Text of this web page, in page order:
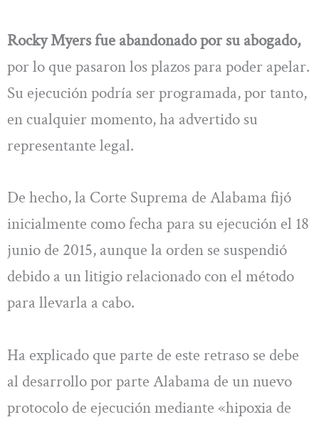
Rocky Myers fue abandonado por su abogado,
por lo que pasaron los plazos para poder apelar.
Su ejecución podría ser programada, por tanto,
en cualquier momento, ha advertido su
representante legal.
De hecho, la Corte Suprema de Alabama fijó
inicialmente como fecha para su ejecución el 18
junio de 2015, aunque la orden se suspendió
debido a un litigio relacionado con el método
para llevarla a cabo.
Ha explicado que parte de este retraso se debe
al desarrollo por parte Alabama de un nuevo
protocolo de ejecución mediante «hipoxia de